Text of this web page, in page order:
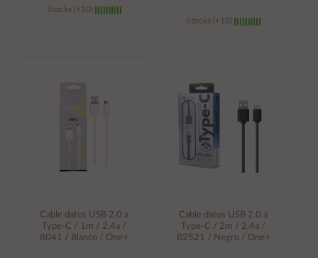
Stocks (+10)
Stocks (+10)
carrito
Cable datos USB 2.0 a
Type-C / 1m / 2.4a /
8041 / Blanco / One+
Cable datos USB 2.0 a
Type-C / 2m / 2.4a /
B2521 / Negro / One+